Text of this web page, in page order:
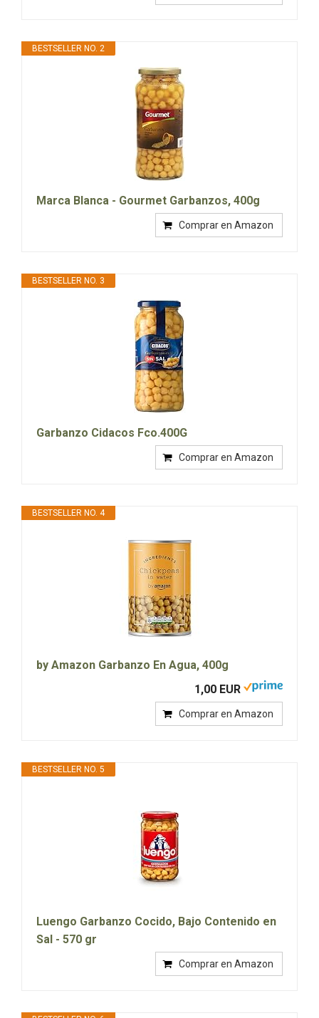
BESTSELLER NO. 2
Marca Blanca - Gourmet Garbanzos, 400g
Comprar en Amazon
BESTSELLER NO. 3
Garbanzo Cidacos Fco.400G
Comprar en Amazon
BESTSELLER NO. 4
by Amazon Garbanzo En Agua, 400g
1,00 EUR
Comprar en Amazon
BESTSELLER NO. 5
Luengo Garbanzo Cocido, Bajo Contenido en
Sal - 570 gr
Comprar en Amazon